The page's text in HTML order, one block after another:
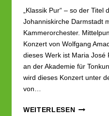
MUSIKSENDUNG
„Klassik Pur“ – so der Titel
Johanniskirche Darmstadt
Kammerorchester.
Konzert von Wolfgang
dieses Werk ist Maria José
an der Akademie für
wird dieses Konzert unter
von…
WEITERLESENRADAR